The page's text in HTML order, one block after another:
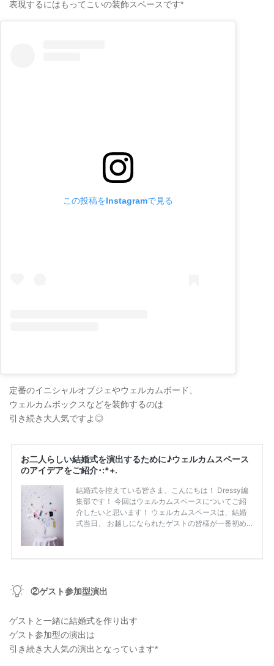
表現するにはもってこいの装飾スペースです*
この投稿をInstagramで見る
定番のイニシャルオブジェやウェルカムボード、
ウェルカムボックスなどを装飾するのは
引き続き大人気ですよ◎
②ゲスト参加型演出
ゲストと一緒に結婚式を作り出す
ゲスト参加型の演出は
引き続き大人気の演出となっています*